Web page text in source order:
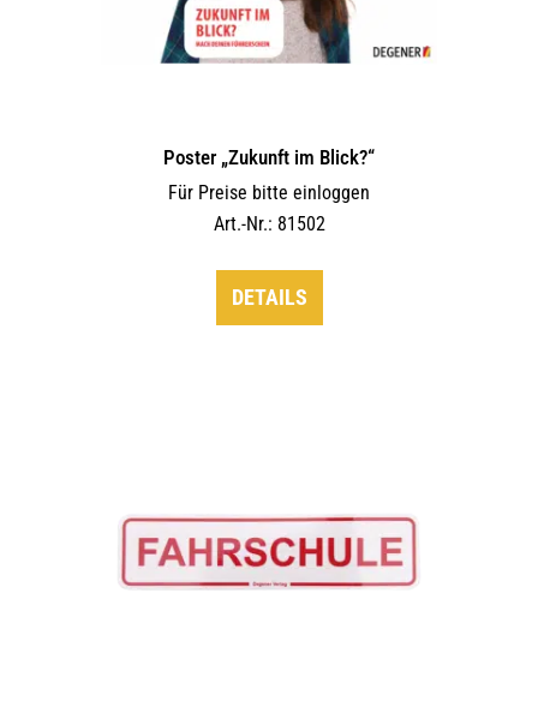
Poster „Zukunft im Blick?“
Für Preise bitte einloggen
Art.-Nr.: 81502
DETAILS